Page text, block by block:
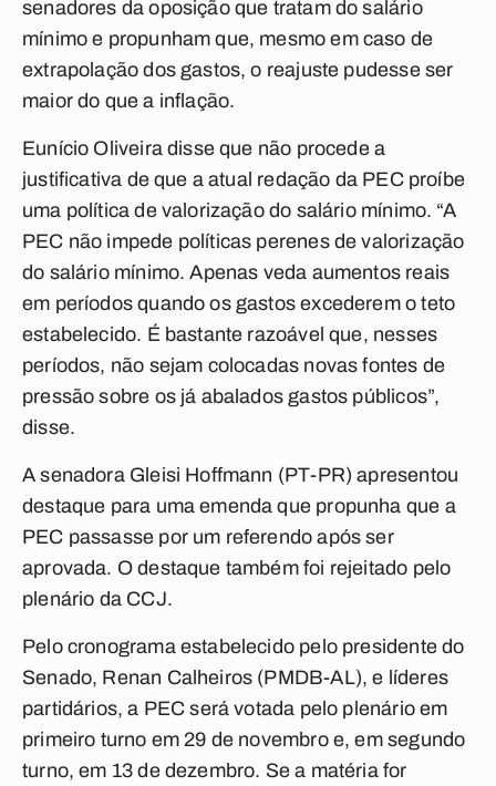
senadores da oposição que tratam do salário
mínimo e propunham que, mesmo em caso de
extrapolação dos gastos, o reajuste pudesse ser
maior do que a inflação.
Eunício Oliveira disse que não procede a
justificativa de que a atual redação da PEC proíbe
uma política de valorização do salário mínimo. “A
PEC não impede políticas perenes de valorização
do salário mínimo. Apenas veda aumentos reais
em períodos quando os gastos excederem o teto
estabelecido. É bastante razoável que, nesses
períodos, não sejam colocadas novas fontes de
pressão sobre os já abalados gastos públicos”,
disse.
A senadora Gleisi Hoffmann (PT-PR) apresentou
destaque para uma emenda que propunha que a
PEC passasse por um referendo após ser
aprovada. O destaque também foi rejeitado pelo
plenário da CCJ.
Pelo cronograma estabelecido pelo presidente do
Senado, Renan Calheiros (PMDB-AL), e líderes
partidários, a PEC será votada pelo plenário em
primeiro turno em 29 de novembro e, em segundo
turno, em 13 de dezembro. Se a matéria for